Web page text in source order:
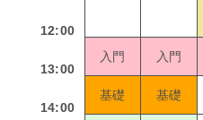
12:00
入門
入門
13:00
基礎
基礎
14:00